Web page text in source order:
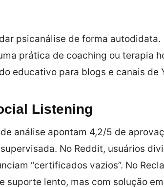
psicanálise de forma autodidata.
prática de coaching ou terapia
educativo para blogs e canais de
Listening
análise apontam 4,2/5 de
No Reddit, usuários
“certificados vazios”. No
suporte lento, mas com solução